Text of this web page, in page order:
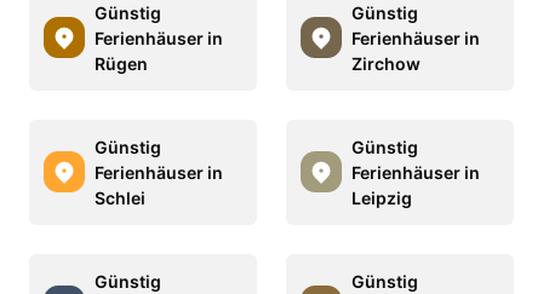
Günstig
Ferienhäuser in
Rügen
Günstig
Ferienhäuser in
Zirchow
Günstig
Ferienhäuser in
Schlei
Günstig
Ferienhäuser in
Leipzig
Günstig
Günstig